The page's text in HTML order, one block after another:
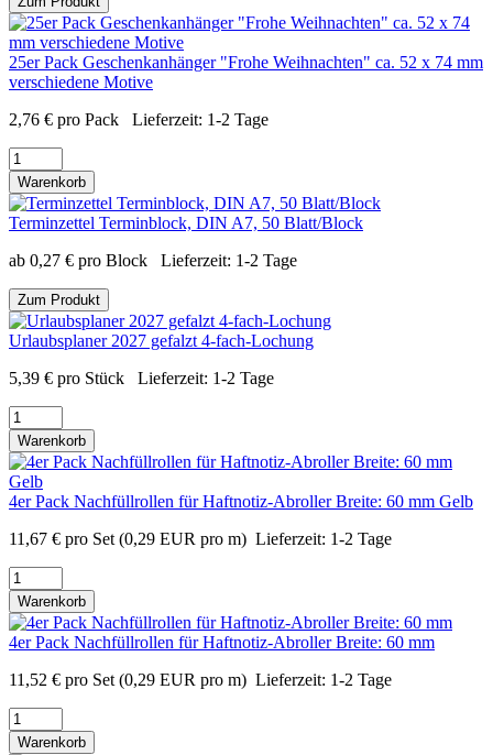
25er Pack Geschenkanhänger "Frohe Weihnachten" ca. 52 x 74 mm
verschiedene Motive
2,76 € pro Pack Lieferzeit: 1-2 Tage
Warenkorb
Terminzettel Terminblock, DIN A7, 50 Blatt/Block
ab 0,27 € pro Block Lieferzeit: 1-2 Tage
Zum Produkt
Urlaubsplaner 2027 gefalzt 4-fach-Lochung
5,39 € pro Stück Lieferzeit: 1-2 Tage
Warenkorb
4er Pack Nachfüllrollen für Haftnotiz-Abroller Breite: 60 mm Gelb
11,67 € pro Set (0,29 EUR pro m) Lieferzeit: 1-2 Tage
Warenkorb
4er Pack Nachfüllrollen für Haftnotiz-Abroller Breite: 60 mm
11,52 € pro Set (0,29 EUR pro m) Lieferzeit: 1-2 Tage
Warenkorb